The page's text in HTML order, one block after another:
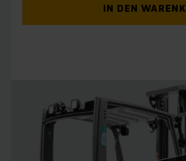
IN DEN